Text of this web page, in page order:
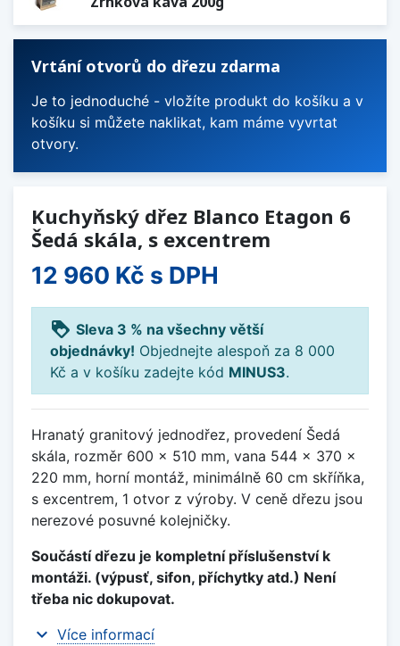
Vrtání otvorů do dřezu zdarma
Je to jednoduché - vložíte produkt do košíku a v
košíku si můžete naklikat, kam máme vyvrtat
otvory.
Kuchyňský dřez Blanco Etagon 6
Šedá skála, s excentrem
12 960 Kč s DPH
loyalty Sleva 3 % na všechny větší
objednávky! Objednejte alespoň za 8 000
Kč a v košíku zadejte kód MINUS3.
Hranatý granitový jednodřez, provedení Šedá
skála, rozměr 600 x 510 mm, vana 544 x 370 x
220 mm, horní montáž, minimálně 60 cm skříňka,
s excentrem, 1 otvor z výroby. V ceně dřezu jsou
nerezové posuvné kolejničky.
Součástí dřezu je kompletní příslušenství k
montáži. (výpusť, sifon, příchytky atd.) Není
třeba nic dokupovat.
expand_more Více informací